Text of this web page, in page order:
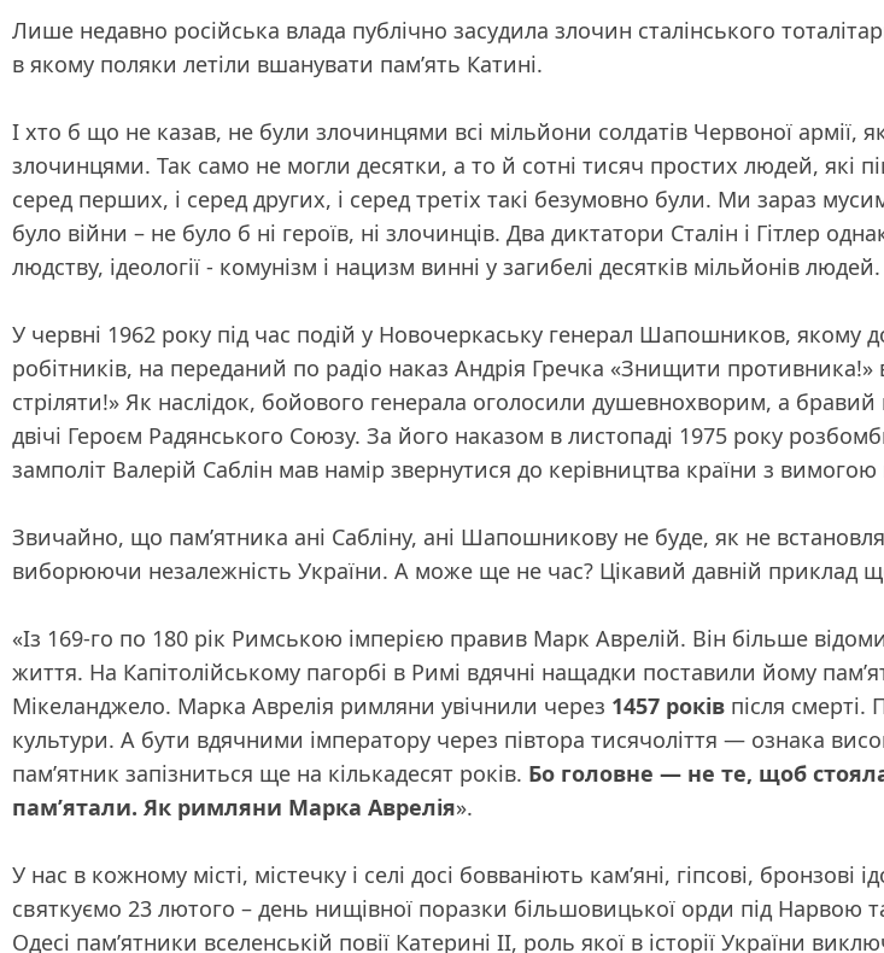
Лише недавно російська влада публічно засудила злочин сталінського
в якому поляки летіли вшанувати пам’ять Катині.
І хто б що не казав, не були злочинцями всі мільйони солдатів Червоної армії,
злочинцями. Так само не могли десятки, а то й сотні тисяч простих людей, які
серед перших, і серед других, і серед третіх такі безумовно були. Ми зараз
було війни – не було б ні героїв, ні злочинців. Два диктатори Сталін і Гітлер
людству, ідеології - комунізм і нацизм винні у загибелі десятків мільйонів людей.
У червні 1962 року під час подій у Новочеркаську генерал Шапошников,
робітників, на переданий по радіо наказ Андрія Гречка «Знищити
стріляти!» Як наслідок, бойового генерала оголосили душевнохворим, а
двічі Героєм Радянського Союзу. За його наказом в листопаді 1975 року
замполіт Валерій Саблін мав намір звернутися до керівництва країни з
Звичайно, що пам’ятника ані Сабліну, ані Шапошникову не буде, як не
виборюючи незалежність України. А може ще не час? Цікавий давній приклад
«Із 169-го по 180 рік Римською імперією правив Марк Аврелій. Він більше
життя. На Капітолійському пагорбі в Римі вдячні нащадки поставили йому
Мікеланджело. Марка Аврелія римляни увічнили через 1457 років після смерті.
культури. А бути вдячними імператору через півтора тисячоліття — ознака
пам’ятник запізниться ще на кількадесят років. Бо головне — не те, щоб
пам’ятали. Як римляни Марка Аврелія».
У нас в кожному місті, містечку і селі досі бовваніють кам’яні, гіпсові,
святкуємо 23 лютого – день нищівної поразки більшовицької орди під Нарвою
Одесі пам’ятники вселенській повії Катерині ІІ, роль якої в історії України